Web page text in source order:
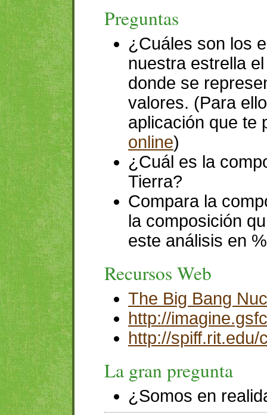
Preguntas
¿Cuáles son los
nuestra estrella
donde se
valores. (Para
aplicación que te
online)
¿Cuál es la
Tierra?
Compara la
la composición
este análisis en
Recursos Web
The Big Bang
http://
http://
La gran pregunta
¿Somos en